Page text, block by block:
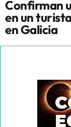
Confirman
en un
en Galicia